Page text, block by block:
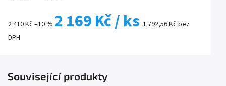
2 410 Kč–10 % 2 169 Kč/ ks 1 792,56 Kč bez
DPH
Související produkty